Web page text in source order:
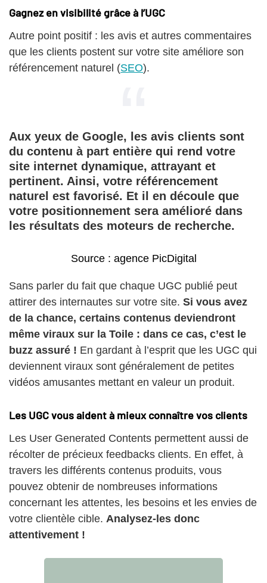
Gagnez en visibilité grâce à l’UGC
Autre point positif : les avis et autres commentaires
que les clients postent sur votre site améliore son
référencement naturel (SEO).
Aux yeux de Google, les avis clients sont
du contenu à part entière qui rend votre
site internet dynamique, attrayant et
pertinent. Ainsi, votre référencement
naturel est favorisé. Et il en découle que
votre positionnement sera amélioré dans
les résultats des moteurs de recherche.
Source : agence PicDigital
Sans parler du fait que chaque UGC publié peut
attirer des internautes sur votre site. Si vous avez
de la chance, certains contenus deviendront
même viraux sur la Toile : dans ce cas, c’est le
buzz assuré ! En gardant à l’esprit que les UGC qui
deviennent viraux sont généralement de petites
vidéos amusantes mettant en valeur un produit.
Les UGC vous aident à mieux connaître vos clients
Les User Generated Contents permettent aussi de
récolter de précieux feedbacks clients. En effet, à
travers les différents contenus produits, vous
pouvez obtenir de nombreuses informations
concernant les attentes, les besoins et les envies de
votre clientèle cible. Analysez-les donc
attentivement !